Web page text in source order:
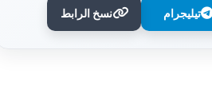
تيليجرام نسخ الرابط
خالد الجندى: الراحة الحقيقية تبدأ عند أول